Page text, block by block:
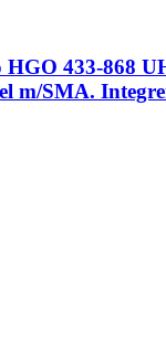
HGO 433-868
m/SMA.